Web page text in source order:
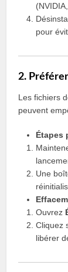
pour
2.
Les fichiers
peuvent
Étapes
Une
Ouvrez
Cliquez
libérer